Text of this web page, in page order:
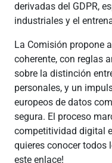
derivadas del GDPR,
industriales y el
La Comisión propone
coherente, con reglas
sobre la distinción
personales, y un
europeos de datos
segura. El proceso
competitividad digital
quieres conocer todos
este enlace!